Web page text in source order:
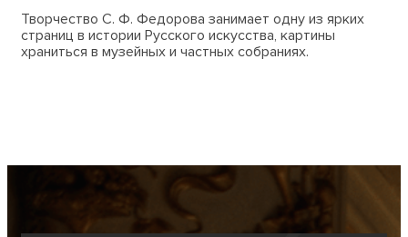
Творчество С. Ф. Федорова занимает одну из ярких
страниц в истории Русского искусства, картины
храниться в музейных и частных собраниях.